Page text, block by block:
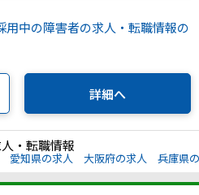
中の障害者の求人・転職情報の
詳細へ
・転職情報
愛知県の求人 大阪府の求人 兵庫県